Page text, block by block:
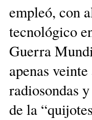
empleó, con
tecnológico
Guerra
apenas
radiosondas
de la